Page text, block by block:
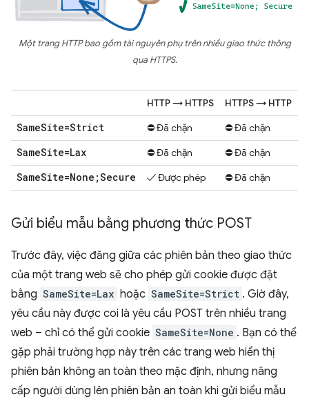
Một trang HTTP bao gồm tài nguyên phụ trên nhiều giao thức thông
qua HTTPS.
HTTP → HTTPS HTTPS → HTTP
SameSite=Strict ⛔ Đã chặn ⛔ Đã chặn
SameSite=Lax ⛔ Đã chặn ⛔ Đã chặn
SameSite=None;Secure ✓ Được phép ⛔ Đã chặn
Gửi biểu mẫu bằng phương thức POST
Trước đây, việc đăng giữa các phiên bản theo giao thức
của một trang web sẽ cho phép gửi cookie được đặt
bằng SameSite=Lax hoặc SameSite=Strict . Giờ đây,
yêu cầu này được coi là yêu cầu POST trên nhiều trang
web – chỉ có thể gửi cookie SameSite=None . Bạn có thể
gặp phải trường hợp này trên các trang web hiển thị
phiên bản không an toàn theo mặc định, nhưng nâng
cấp người dùng lên phiên bản an toàn khi gửi biểu mẫu